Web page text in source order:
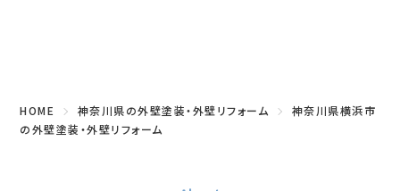
HOME 神奈川県の外壁塗装・外壁リフォーム
神奈川県横浜市
の外壁塗装・外壁リフォーム